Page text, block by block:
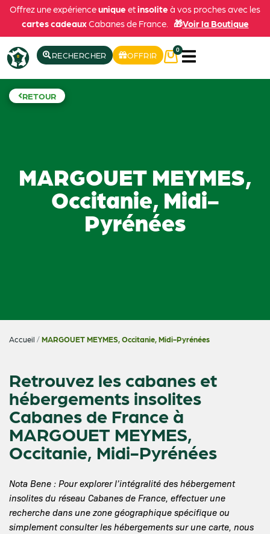
Offrez une expérienceunique etinsolite à vos proches avec les
cartes cadeauxCabanes de France. 🎁Voir la Boutique
RECHERCHER OFFRIR
0
RETOUR
MARGOUET MEYMES,
Occitanie, Midi-
Pyrénées
Accueil /MARGOUET MEYMES, Occitanie, Midi-Pyrénées
Retrouvez les cabanes et
hébergements insolites
Cabanes de France à
MARGOUET MEYMES,
Occitanie, Midi-Pyrénées
Nota Bene : Pour explorer l’intégralité des hébergement
insolites du réseau Cabanes de France, effectuer une
recherche dans une zone géographique spécifique ou
simplement consulter les hébergements sur une carte, nous